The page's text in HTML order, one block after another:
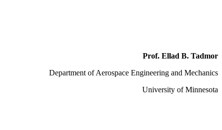
Prof. Ellad B. Tadmor
Department of Aerospace Engineering and Mechanics
University of Minnesota